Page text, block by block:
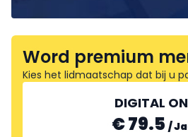
Word premium
Kies het lidmaatschap dat bij u
DIGITAL
€ 79.5 /